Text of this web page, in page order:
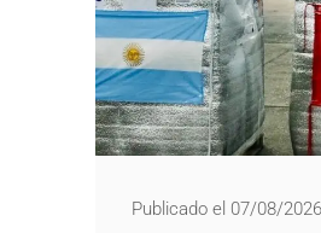
Publicado el 07/08/2026